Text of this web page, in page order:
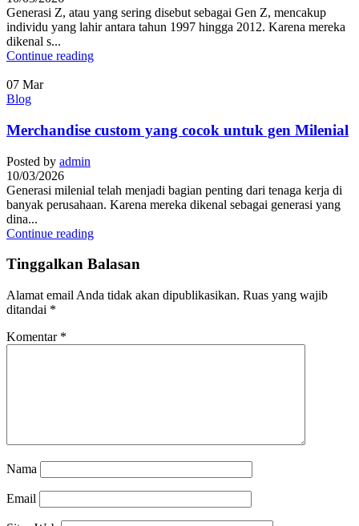
Generasi Z, atau yang sering disebut sebagai Gen Z, mencakup
individu yang lahir antara tahun 1997 hingga 2012. Karena mereka
dikenal s...
Continue reading
07 Mar
Blog
Merchandise custom yang cocok untuk gen Milenial
Posted by admin
10/03/2026
Generasi milenial telah menjadi bagian penting dari tenaga kerja di
banyak perusahaan. Karena mereka dikenal sebagai generasi yang
dina...
Continue reading
Tinggalkan Balasan
Alamat email Anda tidak akan dipublikasikan. Ruas yang wajib
ditandai *
Komentar *
Nama
Email